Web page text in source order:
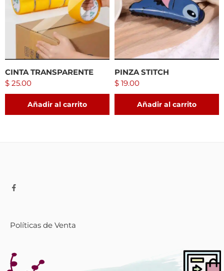
CINTA TRANSPARENTE
$ 25.00
Añadir al carrito
PINZA STITCH
$ 19.00
Añadir al carrito
Políticas de Venta